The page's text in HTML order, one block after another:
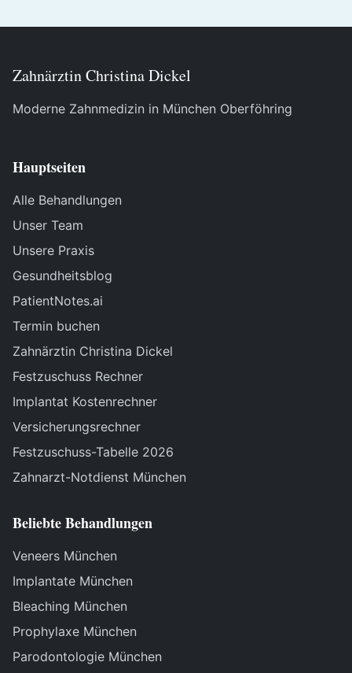
Zahnärztin Christina Dickel
Moderne Zahnmedizin in München Oberföhring
Hauptseiten
Alle Behandlungen
Unser Team
Unsere Praxis
Gesundheitsblog
PatientNotes.ai
Termin buchen
Zahnärztin Christina Dickel
Festzuschuss Rechner
Implantat Kostenrechner
Versicherungsrechner
Festzuschuss-Tabelle 2026
Zahnarzt-Notdienst München
Beliebte Behandlungen
Veneers München
Implantate München
Bleaching München
Prophylaxe München
Parodontologie München